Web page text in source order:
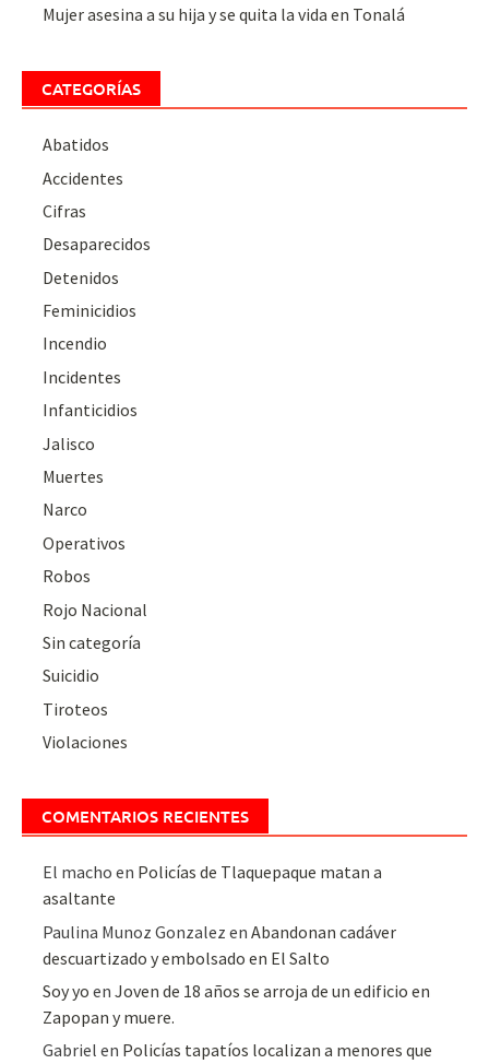
Mujer asesina a su hija y se quita la vida en Tonalá
CATEGORÍAS
Abatidos
Accidentes
Cifras
Desaparecidos
Detenidos
Feminicidios
Incendio
Incidentes
Infanticidios
Jalisco
Muertes
Narco
Operativos
Robos
Rojo Nacional
Sin categoría
Suicidio
Tiroteos
Violaciones
COMENTARIOS RECIENTES
El macho en Policías de Tlaquepaque matan a
asaltante
Paulina Munoz Gonzalez enAbandonan cadáver
descuartizado y embolsado en El Salto
Soy yo enJoven de 18 años se arroja de un edificio en
Zapopan y muere.
Gabriel en Policías tapatíos localizan a menores que